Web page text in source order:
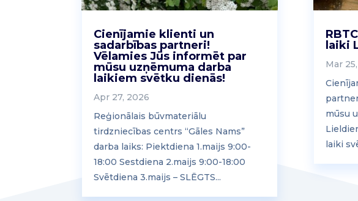
Cienījamie klienti un
sadarbības partneri!
Vēlamies Jūs informēt par
mūsu uzņēmuma darba
laikiem svētku dienās!
Apr 27, 2026
Reģionālais būvmateriālu
tirdzniecības centrs “Gāles Nams”
darba laiks: Piektdiena 1.maijs 9:00-
18:00 Sestdiena 2.maijs 9:00-18:00
Svētdiena 3.maijs – SLĒGTS...
laiki
Mar
mūsu
laiki